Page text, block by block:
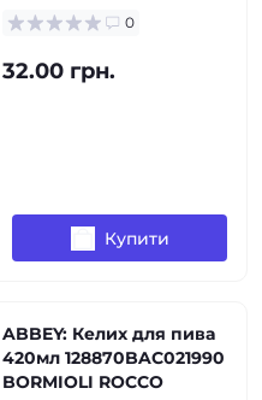
0
32.00 грн.
Купити
ABBEY: Келих для пива
420мл 128870BAC021990
BORMIOLI ROCCO